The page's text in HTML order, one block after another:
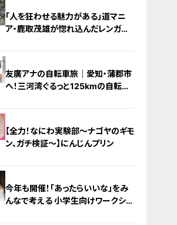
「人を狂わせる魅力がある」道マニ
ア・鹿取茂雄が惚れ込んだレンガの
友廣アナの自転車旅｜愛知・蒲郡市
へ！三河湾ぐるっと125kmの自転車
【全力！なにわ実験部～ナゴヤのギモ
ン、ガチ検証～】にんじんプリン
今年も開催！「あったらいいな」をみ
んなで考える 小学生向けワークショ